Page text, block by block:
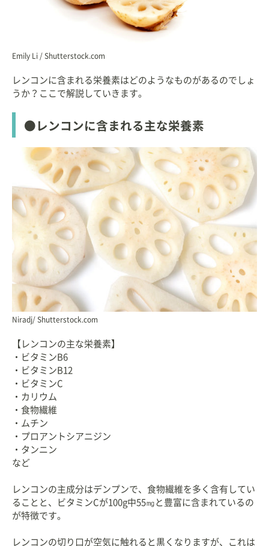
Emily Li / Shutterstock.com
レンコンに含まれる栄養素はどのようなものがあるのでしょ
うか？ここで解説していきます。
●レンコンに含まれる主な栄養素
Niradj/ Shutterstock.com
【レンコンの主な栄養素】
・ビタミンB6
・ビタミンB12
・ビタミンC
・カリウム
・食物繊維
・ムチン
・プロアントシアニジン
・タンニン
など
レンコンの主成分はデンプンで、食物繊維を多く含有してい
ることと、ビタミンCが100g中55㎎と豊富に含まれているの
が特徴です。
レンコンの切り口が空気に触れると黒くなりますが、これは